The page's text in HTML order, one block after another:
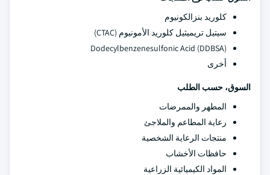
كلوريد بنزالكونيوم
سيتيل تريميثيل كلوريد الأمونيوم (CTAC)
Dodecylbenzenesulfonic Acid (DDBSA)
أخرى
السوق، حسب الطلب
المطهر والممرضات
رعاية المطاعم والملاجئ
منتجات الرعاية الشخصية
حافظات الأخشاب
المواد الكيميائية الزراعية